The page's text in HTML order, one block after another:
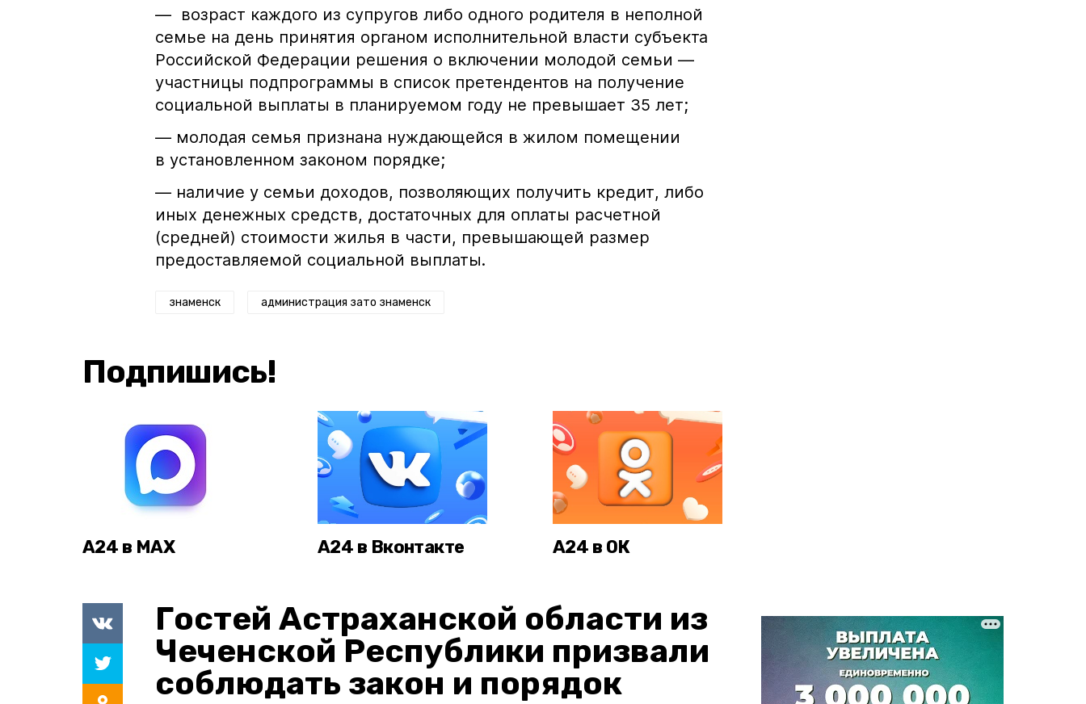
— возраст каждого из супругов либо одного родителя в неполной
семье на день принятия органом исполнительной власти субъекта
Российской Федерации решения о включении молодой семьи —
участницы подпрограммы в список претендентов на получение
социальной выплаты в планируемом году не превышает 35 лет;
— молодая семья признана нуждающейся в жилом помещении
в установленном законом порядке;
— наличие у семьи доходов, позволяющих получить кредит, либо
иных денежных средств, достаточных для оплаты расчетной
(средней) стоимости жилья в части, превышающей размер
предоставляемой социальной выплаты.
знаменск администрация зато знаменск
Подпишись!
А24 в MAX А24 в Вконтакте А24 в ОК
Гостей Астраханской области из
Чеченской Республики призвали
соблюдать закон и порядок